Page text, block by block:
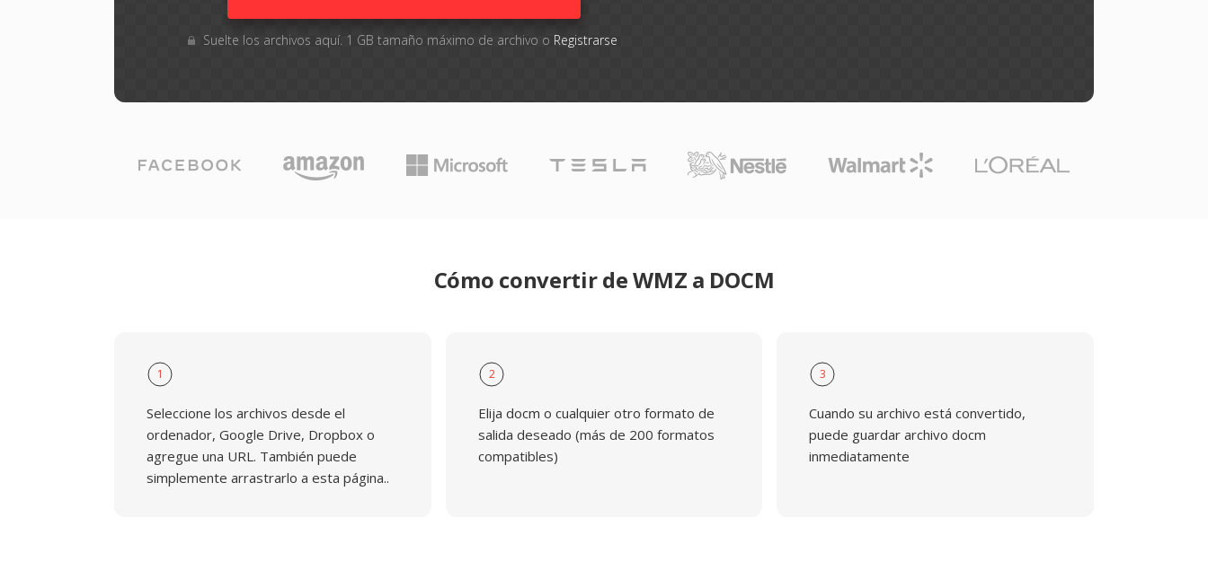
Suelte los archivos aquí. 1 GB tamaño máximo de archivo o Registrarse
Cómo convertir de WMZ a DOCM
1
Seleccione los archivos desde el
ordenador, Google Drive, Dropbox o
agregue una URL. También puede
simplemente arrastrarlo a esta página..
2
Elija docm o cualquier otro formato de
salida deseado (más de 200 formatos
compatibles)
3
Cuando su archivo está convertido,
puede guardar archivo docm
inmediatamente